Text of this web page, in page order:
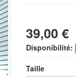
39,00 €
Disponibilité:
Taille